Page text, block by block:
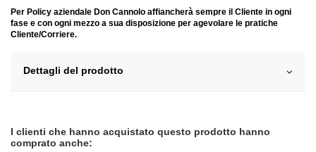
Per Policy aziendale Don Cannolo affiancherà sempre il Cliente in ogni
fase e con ogni mezzo a sua disposizione per agevolare le pratiche
Cliente/Corriere.
Dettagli del prodotto
I clienti che hanno acquistato questo prodotto hanno
comprato anche: